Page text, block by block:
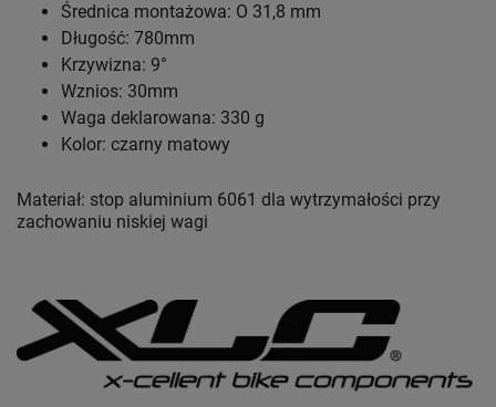
Średnica montażowa: O 31,8 mm
Długość: 780mm
Krzywizna: 9°
Wznios: 30mm
Waga deklarowana: 330 g
Kolor: czarny matowy
Materiał: stop aluminium 6061 dla wytrzymałości przy
zachowaniu niskiej wagi